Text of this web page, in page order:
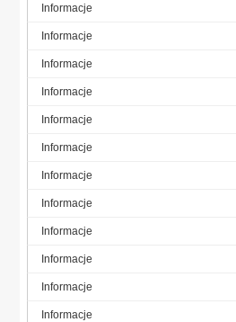
Informacje
Informacje
Informacje
Informacje
Informacje
Informacje
Informacje
Informacje
Informacje
Informacje
Informacje
Informacje